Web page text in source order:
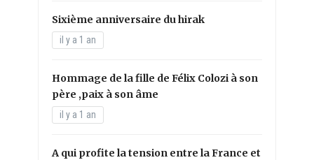
Sixième anniversaire du hirak
il y a 1 an
Hommage de la fille de Félix Colozi à son
père ,paix à son âme
il y a 1 an
A qui profite la tension entre la France et